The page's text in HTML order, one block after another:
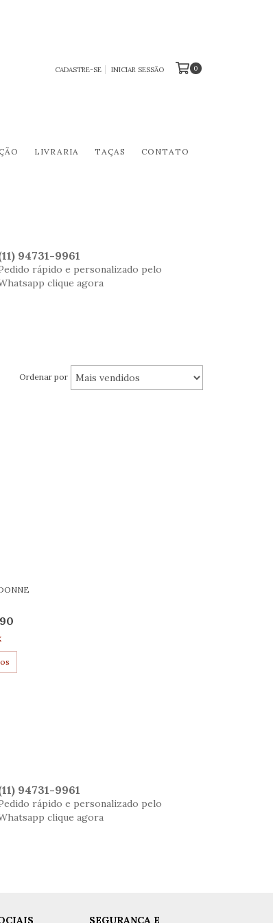
CADASTRE-SE INICIAR SESSÃO 0
LIVRARIA TAÇAS CONTATO
94731-9961
rápido e personalizado pelo
clique agora
Ordenar por
94731-9961
rápido e personalizado pelo
clique agora
SEGURANÇA E